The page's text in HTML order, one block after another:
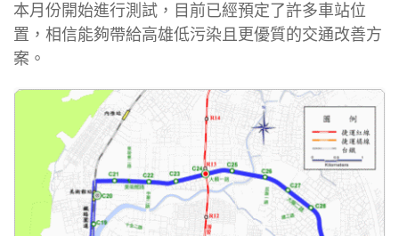
本月份開始進行測試，目前已經預定了許多車站位
置，相信能夠帶給高雄低污染且更優質的交通改善方
案。